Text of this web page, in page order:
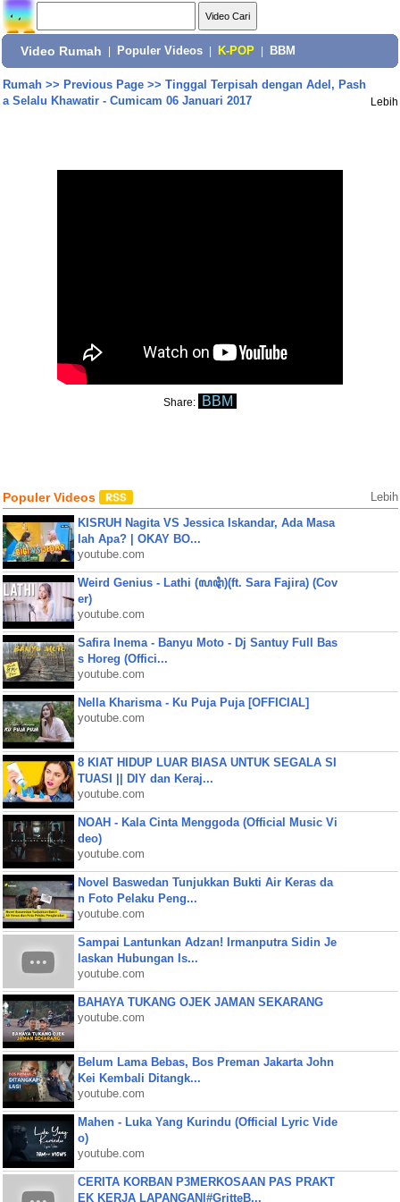
Video Rumah Populer Videos K-POP BBM
Rumah>> Previous Page>> Tinggal Terpisah dengan Adel, Pash
a Selalu Khawatir - Cumicam 06 Januari 2017
Lebih
Share: BBM
Populer Videos Lebih
KISRUH Nagita VS Jessica Iskandar, Ada Masa
lah Apa? | OKAY BO...
youtube.com
Weird Genius - Lathi (ꦭꦛꦶ)(ft. Sara Fajira) (Cov
er)
youtube.com
Safira Inema - Banyu Moto - Dj Santuy Full Bas
s Horeg (Offici...
youtube.com
Nella Kharisma - Ku Puja Puja [OFFICIAL]
youtube.com
8 KIAT HIDUP LUAR BIASA UNTUK SEGALA SI
TUASI || DIY dan Keraj...
youtube.com
NOAH - Kala Cinta Menggoda (Official Music Vi
deo)
youtube.com
Novel Baswedan Tunjukkan Bukti Air Keras da
n Foto Pelaku Peng...
youtube.com
Sampai Lantunkan Adzan! Irmanputra Sidin Je
laskan Hubungan Is...
youtube.com
BAHAYA TUKANG OJEK JAMAN SEKARANG
youtube.com
Belum Lama Bebas, Bos Preman Jakarta John
Kei Kembali Ditangk...
youtube.com
Mahen - Luka Yang Kurindu (Official Lyric Vide
o)
youtube.com
CERITA KORBAN P3MERKOSAAN PAS PRAKT
EK KERJA LAPANGAN|#GritteB...